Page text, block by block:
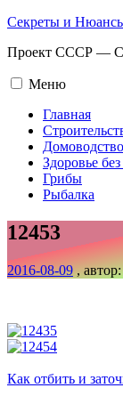
Промотать
содержимому.
Секреты и
Проект СССР —
Меню
Главная
Домоводство
Здоровье
Грибы
Рыбалка
12453
2016-08-09 ,
Навигация
по
записям
Как отбить и